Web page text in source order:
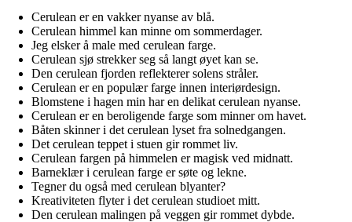
Cerulean er en vakker nyanse av blå.
Cerulean himmel kan minne om sommerdager.
Jeg elsker å male med cerulean farge.
Cerulean sjø strekker seg så langt øyet kan se.
Den cerulean fjorden reflekterer solens stråler.
Cerulean er en populær farge innen interiørdesign.
Blomstene i hagen min har en delikat cerulean nyanse.
Cerulean er en beroligende farge som minner om havet.
Båten skinner i det cerulean lyset fra solnedgangen.
Det cerulean teppet i stuen gir rommet liv.
Cerulean fargen på himmelen er magisk ved midnatt.
Barneklær i cerulean farge er søte og lekne.
Tegner du også med cerulean blyanter?
Kreativiteten flyter i det cerulean studioet mitt.
Den cerulean malingen på veggen gir rommet dybde.